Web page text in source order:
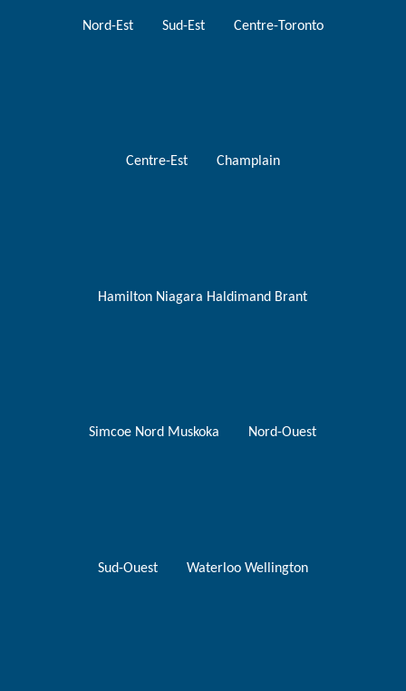
Nord-Est Sud-Est Centre-Toronto
Centre-Est Champlain
Hamilton Niagara Haldimand Brant
Simcoe Nord Muskoka Nord-Ouest
Sud-Ouest Waterloo Wellington